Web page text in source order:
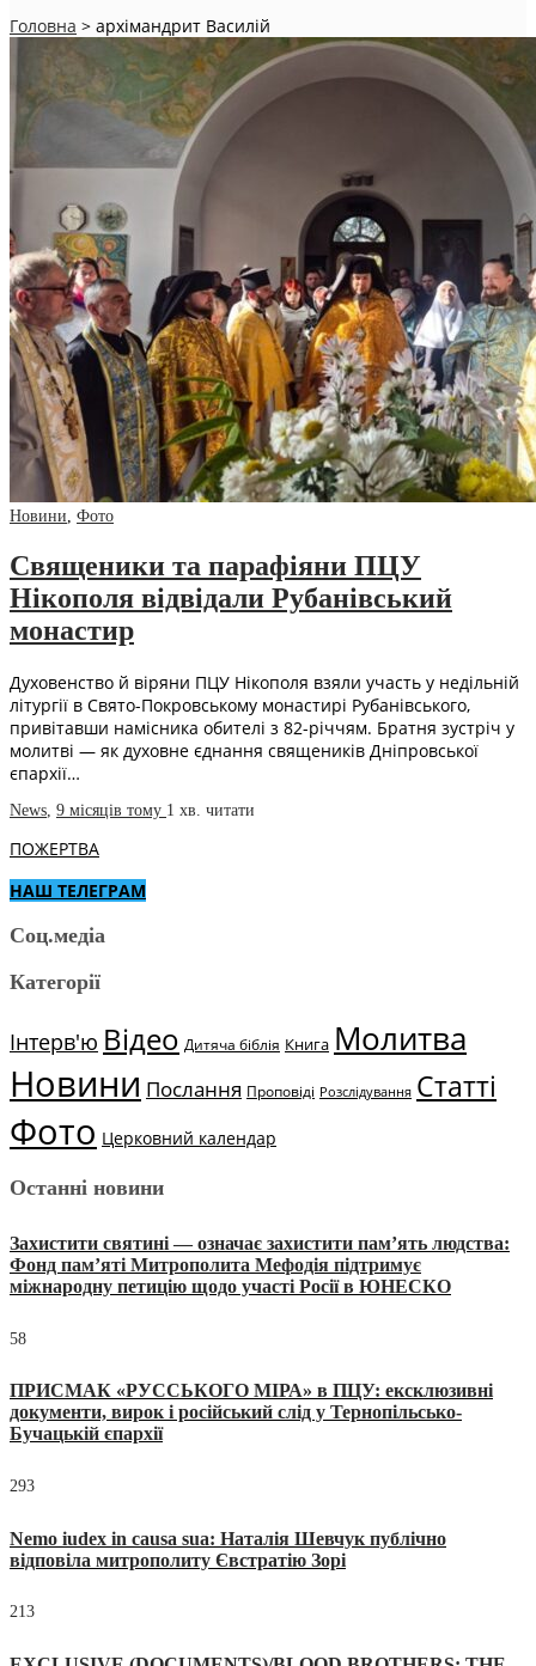
Головна > архімандрит Василій
Новини, Фото
Священики та парафіяни ПЦУ
Нікополя відвідали Рубанівський
монастир
Духовенство й віряни ПЦУ Нікополя взяли участь у недільній
літургії в Свято-Покровському монастирі Рубанівського,
привітавши намісника обителі з 82-річчям. Братня зустріч у
молитві — як духовне єднання священиків Дніпровської
єпархії…
News, 9 місяців тому 1 хв. читати
ПОЖЕРТВА
НАШ ТЕЛЕГРАМ
Соц.медіа
Категорії
Інтерв'ю Відео Дитяча біблія Книга Молитва
Новини Послання Проповіді Розслідування Статті
Фото Церковний календар
Останні новини
Захистити святині — означає захистити пам’ять людства:
Фонд пам’яті Митрополита Мефодія підтримує
міжнародну петицію щодо участі Росії в ЮНЕСКО
58
ПРИСМАК «РУССЬКОГО МІРА» в ПЦУ: ексклюзивні
документи, вирок і російський слід у Тернопільсько-
Бучацькій єпархії
293
Nemo iudex in causa sua: Наталія Шевчук публічно
відповіла митрополиту Євстратію Зорі
213